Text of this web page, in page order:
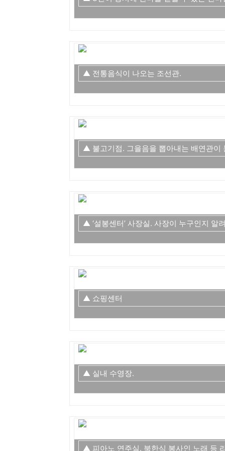
▲ 전통음식이 나오는 조선관.
▲ 불고기점. 그을음을 뽑아내는 배연관이
▲ ‘설봉센터’ 사장실. 사장이 누구인지 알
▲ 쇼핑센터
▲ 실내 수영장.
▲ 피아노 연주실. 북한식 봉사인 노래 등